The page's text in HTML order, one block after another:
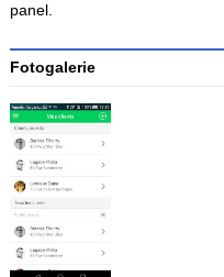
panel.
Fotogalerie